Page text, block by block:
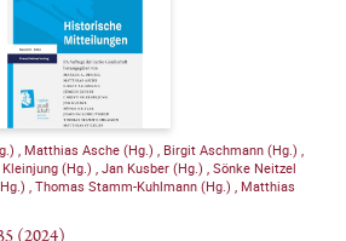
Matthias Asche (Hg.) Birgit Aschmann (Hg.)
(Hg.) Jan Kusber (Hg.) Sönke Neitzel
Thomas Stamm-Kuhlmann (Hg.)
Matthias
(2024)